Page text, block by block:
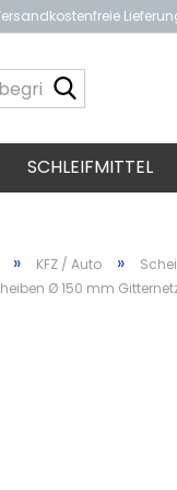
Sie
ein...
SCHLEIFMITTEL
» KFZ / Auto »
Ø 150 mm